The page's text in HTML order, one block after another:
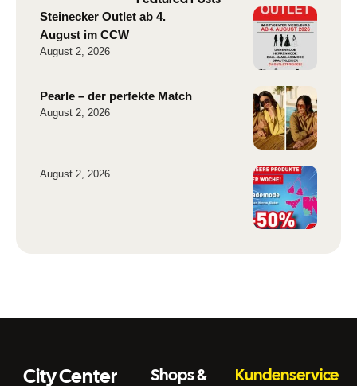
Steinecker Outlet ab 4.
August im CCW
August 2, 2026
Pearle – der perfekte Match
August 2, 2026
August 2, 2026
City Center
Shops &
Kundenservice